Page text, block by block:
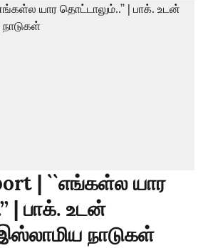
| ``எங்கள்ல யார
| பாக். உடன்
நாடுகள்